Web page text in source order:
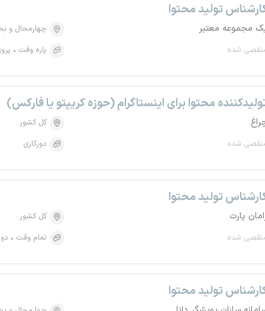
تولید محتوا
مجموعه معتبر
شده
چهارمحال و
پاره وقت
محتوا برای اینستاگرام (حوزه کریپتو یا فارکس)
شده
کل کشور
دورکاری
تولید محتوا
پارت
شده
کل کشور
تمام وقت
تولید محتوا